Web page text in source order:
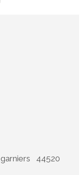
garniers 44520